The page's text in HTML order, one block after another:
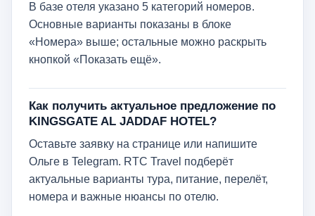
В базе отеля указано 5 категорий номеров.
Основные варианты показаны в блоке
«Номера» выше; остальные можно раскрыть
кнопкой «Показать ещё».
Как получить актуальное предложение по
KINGSGATE AL JADDAF HOTEL?
Оставьте заявку на странице или напишите
Ольге в Telegram. RTC Travel подберёт
актуальные варианты тура, питание, перелёт,
номера и важные нюансы по отелю.